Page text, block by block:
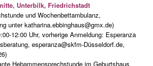
Unterbilk, Friedrichstadt
und Wochenbettambulanz,
unter katharina.ebbinghaus@gmx.de)
12:00 Uhr, vorherige Anmeldung: Esperanza
esperanza@skfm-Düsseldorf.de,
Hebammensprechstunde im Geburtshaus